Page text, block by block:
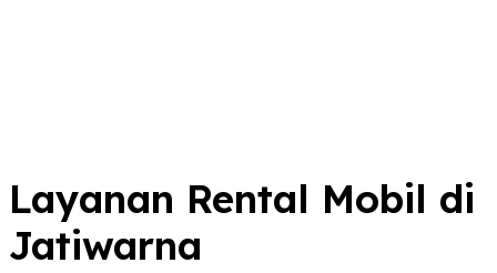
Layanan Rental Mobil di
Jatiwarna